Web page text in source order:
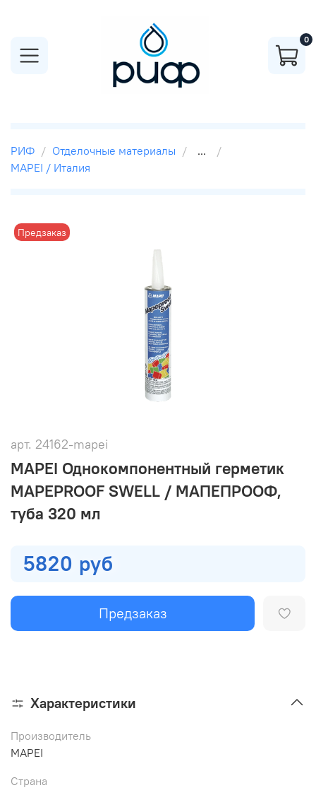
0
РИФ Отделочные материалы
...
MAPEI / Италия
Предзаказ
арт. 24162-mapei
MAPEI Однокомпонентный герметик
MAPEPROOF SWELL / МАПЕПРООФ,
туба 320 мл
5820 руб
Предзаказ
Характеристики
Производитель
MAPEI
Страна